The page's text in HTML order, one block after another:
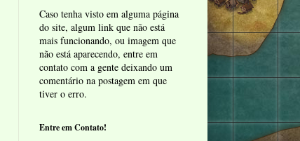
Caso tenha visto em alguma página
do site, algum link que não está
mais funcionando, ou imagem que
não está aparecendo, entre em
contato com a gente deixando um
comentário na postagem em que
tiver o erro.
Entre em Contato!